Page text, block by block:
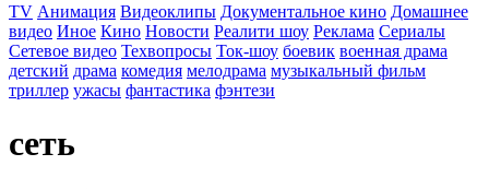
TV Анимация Видеоклипы Документальное кино Домашнее
видео Иное Кино Новости Реалити шоу Реклама Сериалы
Сетевое видео Техвопросы Ток-шоу боевик военная драма
детский драма комедия мелодрама музыкальный фильм
триллер ужасы фантастика фэнтези
сеть